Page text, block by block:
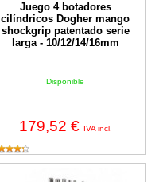
Juego 4 botadores
cilíndricos Dogher mango
shockgrip patentado serie
larga - 10/12/14/16mm
Disponible
179,52 € IVA incl.